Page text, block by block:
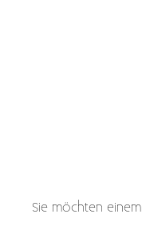
Sie möchten